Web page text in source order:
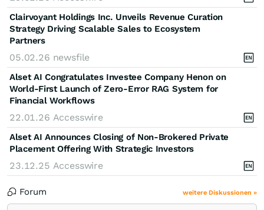
Clairvoyant Holdings Inc. Unveils Revenue Curation
Strategy Driving Scalable Sales to Ecosystem
Partners
05.02.26 newsfile
Alset AI Congratulates Investee Company Henon on
World-First Launch of Zero-Error RAG System for
Financial Workflows
22.01.26 Accesswire
Alset AI Announces Closing of Non-Brokered Private
Placement Offering With Strategic Investors
23.12.25 Accesswire
Forum weitere Diskussionen »